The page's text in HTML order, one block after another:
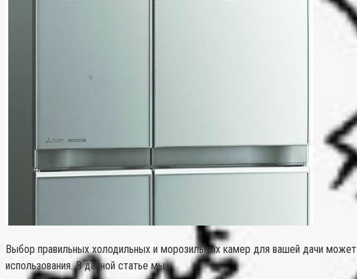
Выбор правильных холодильных и морозильных камер для вашей дачи
использования. В данной статье мы…